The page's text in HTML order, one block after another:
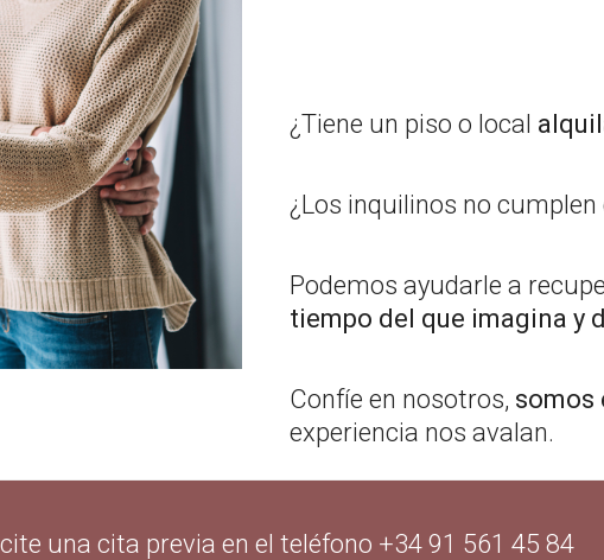
¿Tiene un piso o local
¿Los inquilinos no cumplen
Podemos ayudarle a
tiempo del que imagina y
Confíe en nosotros, somos
experiencia nos avalan.
una cita previa en el teléfono +34 91 561 45 84